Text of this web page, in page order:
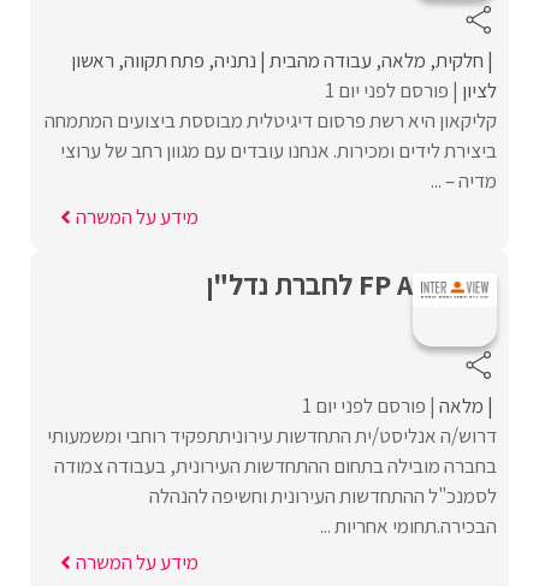
חלקית מלאה עבודה מהבית נתניה פתח תקווה ראשון
לציון פורסם לפני יום 1
קליקאון היא רשת פרסום דיגיטלית מבוססת ביצועים המתמחה
ביצירת לידים ומכירות. אנחנו עובדים עם מגוון רחב של ערוצי
מדיה – ...
מידע על המשרה
FP A לחברת נדל"ן
מלאה פורסם לפני יום 1
דרוש/ה אנליסט/ית התחדשות עירוניתתפקיד רוחבי ומשמעותי
בחברה מובילה בתחום ההתחדשות העירונית, בעבודה צמודה
לסמנכ"ל ההתחדשות העירונית וחשיפה להנהלה
הבכירה.תחומי אחריות ...
מידע על המשרה